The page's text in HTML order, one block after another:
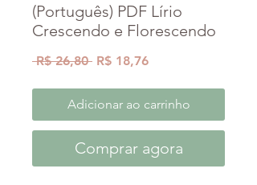
(Português) PDF Lírio
Crescendo e Florescendo
R$ 26,80 Preço
R$ 18,76Preço
Adicionar ao carrinho
Comprar agora